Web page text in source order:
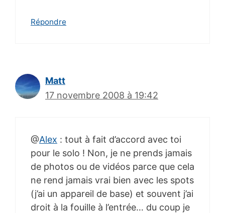
Répondre
Matt
17 novembre 2008 à 19:42
@Alex : tout à fait d’accord avec toi
pour le solo ! Non, je ne prends jamais
de photos ou de vidéos parce que cela
ne rend jamais vrai bien avec les spots
(j’ai un appareil de base) et souvent j’ai
droit à la fouille à l’entrée… du coup je